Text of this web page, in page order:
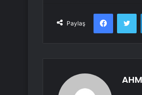
Paylaş
Facebook